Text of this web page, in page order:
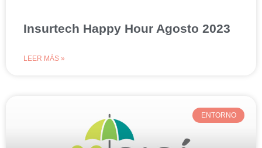
Insurtech Happy Hour Agosto 2023
LEER MÁS »
ENTORNO